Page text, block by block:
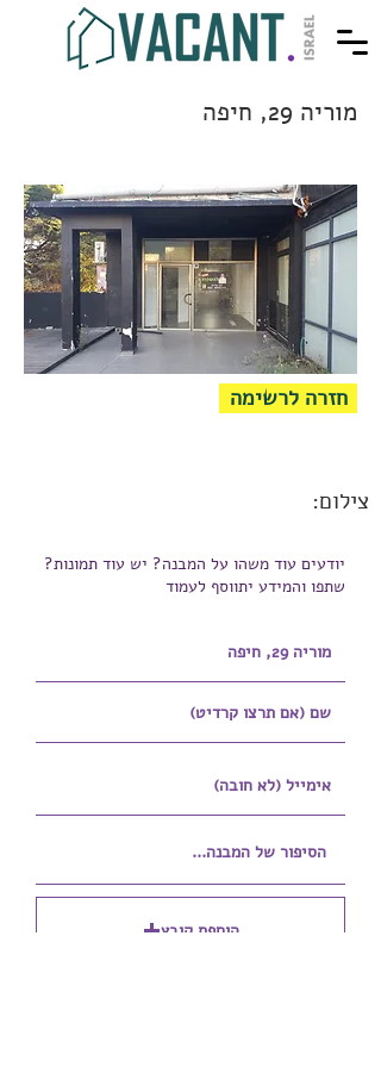
מוריה 29, חיפה
חזרה לרשימה
צילום:
יודעים עוד משהו על המבנה? יש עוד תמונות?
שתפו והמידע יתווסף לעמוד
הוספת קובץ